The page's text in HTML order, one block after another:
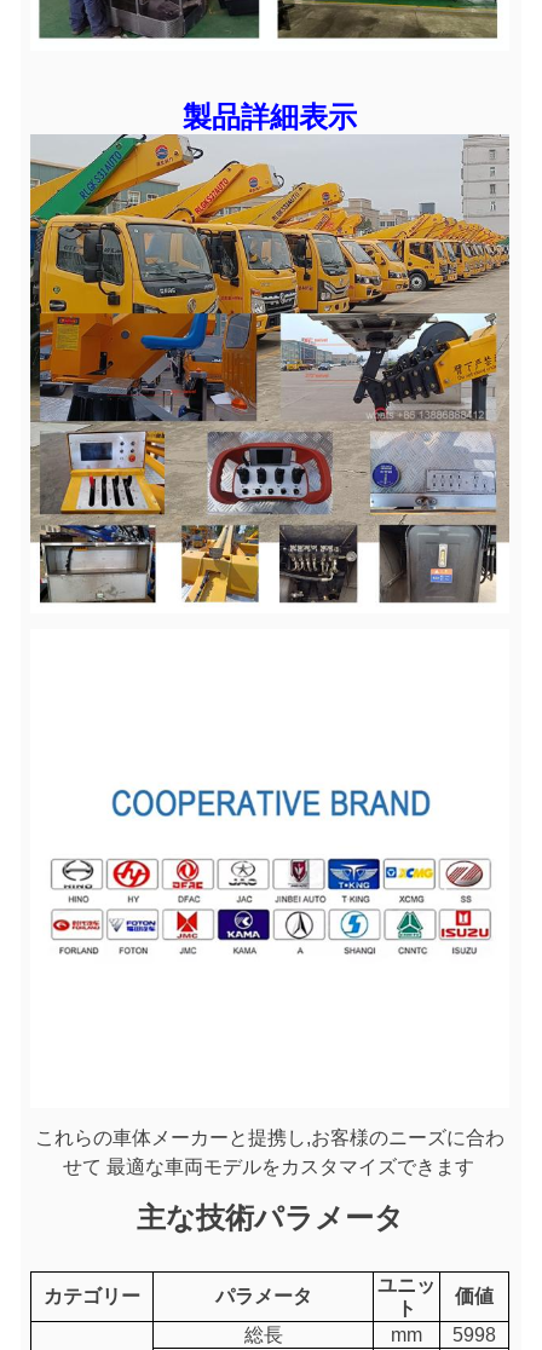
製品詳細表示
これらの車体メーカーと提携し,お客様のニーズに合わ
せて 最適な車両モデルをカスタマイズできます
主な技術パラメータ
カテゴリー パラメータ
ユニッ
ト
価値
総長 mm
5998